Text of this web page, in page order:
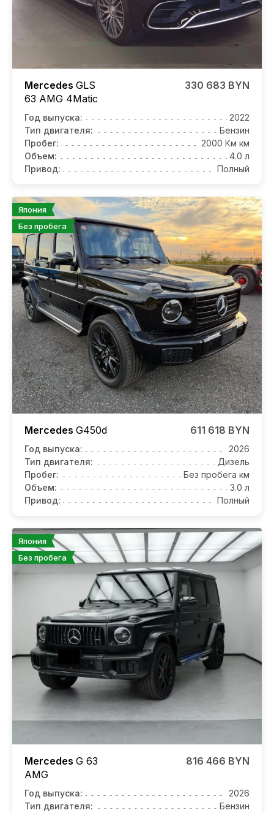
Mercedes GLS
63 AMG 4Matic
330 683 BYN
Год выпуска:
2022
Тип двигателя:
Бензин
Пробег:
2000 Км км
Объем:
4.0 л
Привод:
Полный
Япония
Без пробега
Mercedes G450d 611 618 BYN
Год выпуска:
2026
Тип двигателя:
Дизель
Пробег:
Без пробега км
Объем:
3.0 л
Привод:
Полный
Япония
Без пробега
Mercedes G 63
AMG
816 466 BYN
Год выпуска:
2026
Тип двигателя:
Бензин